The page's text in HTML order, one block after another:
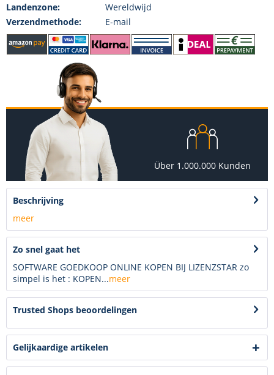
Landenzone:
Wereldwijd
Verzendmethode:
E-mail
Über 1.000.000 Kunden
Beschrijving
meer
Zo snel gaat het
SOFTWARE GOEDKOOP ONLINE KOPEN BIJ LIZENZSTAR zo
simpel is het : KOPEN...meer
Trusted Shops beoordelingen
Gelijkaardige artikelen